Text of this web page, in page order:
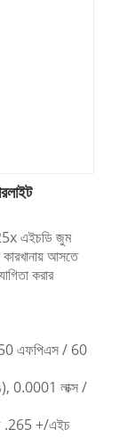
25x এইচডি জুম
কারখানায় আসতে
করার
50 এফপিএস / 60
0.0001 লাক্স /
.265 +/এইচ